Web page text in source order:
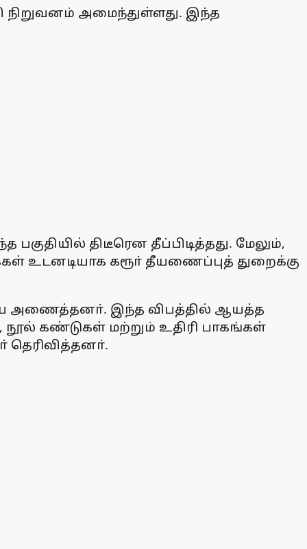
அமைந்துள்ளது. இந்த
திடீரென தீப்பிடித்தது. மேலும்,
உடனடியாக கரூா் தீயணைப்புத் துறைக்கு
அணைத்தனா். இந்த விபத்தில் ஆயத்த
கண்டுகள் மற்றும் உதிரி பாகங்கள்
தெரிவித்தனா்.